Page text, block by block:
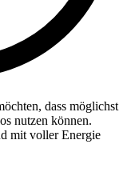
dass möglichst
nutzen können.
mit voller Energie